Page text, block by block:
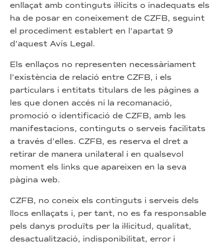
enllaçat amb continguts il·lícits o inadequats els
ha de posar en coneixement de CZFB, seguint
el procediment establert en l’apartat 9
d’aquest Avís Legal.
Els enllaços no representen necessàriament
l’existència de relació entre CZFB, i els
particulars i entitats titulars de les pàgines a
les que donen accés ni la recomanació,
promoció o identificació de CZFB, amb les
manifestacions, continguts o serveis facilitats
a través d’elles. CZFB, es reserva el dret a
retirar de manera unilateral i en qualsevol
moment els links que apareixen en la seva
pàgina web.
CZFB, no coneix els continguts i serveis dels
llocs enllaçats i, per tant, no es fa responsable
pels danys produïts per la il·licitud, qualitat,
desactualització, indisponibilitat, error i